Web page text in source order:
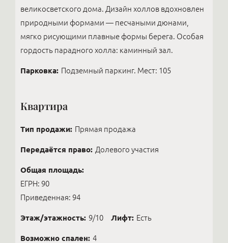
великосветского дома. Дизайн холлов вдохновлен
природными формами — песчаными дюнами,
мягко рисующими плавные формы берега. Особая
гордость парадного холла: каминный зал.
Парковка: Подземный паркинг. Мест: 105
Квартира
Тип продажи: Прямая продажа
Передаётся право: Долевого участия
Общая площадь:
ЕГРН: 90
Приведенная: 94
Этаж/этажность: 9/10 Лифт: Есть
Возможно спален: 4